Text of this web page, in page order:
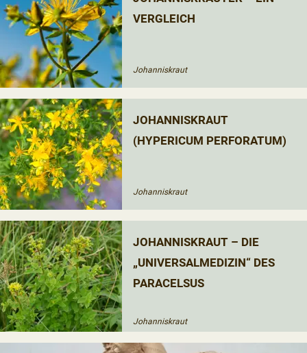
VERGLEICH
Johanniskraut
JOHANNISKRAUT
(HYPERICUM PERFORATUM)
Johanniskraut
JOHANNISKRAUT – DIE
„UNIVERSALMEDIZIN“ DES
PARACELSUS
Johanniskraut